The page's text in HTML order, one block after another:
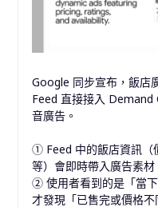
Google 同步宣布，飯店
Feed 直接接入 Demand
音廣告。
① Feed 中的飯店資訊（
等）會即時帶入廣告素材
② 使用者看到的是「當
才發現「已售完或價格不